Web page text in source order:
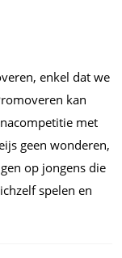
enkel dat we
kan
met
geen wonderen,
op jongens die
spelen en